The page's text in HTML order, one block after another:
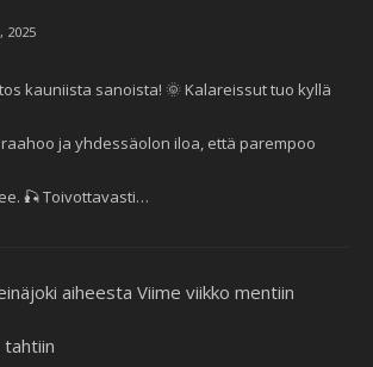
2025
kauniista sanoista! 🌞 Kalareissut tuo kyllä
ja yhdessäolon iloa, että parempoo
🎣 Toivottavasti…
aiheesta Viime viikko mentiin
tahtiin